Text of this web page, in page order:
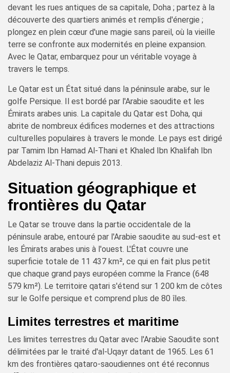
devant les rues antiques de sa capitale, Doha ; partez à la
découverte des quartiers animés et remplis d'énergie ;
plongez en plein cœur d'une magie sans pareil, où la vieille
terre se confronte aux modernités en pleine expansion.
Avec le Qatar, embarquez pour un véritable voyage à
travers le temps.
Le Qatar est un État situé dans la péninsule arabe, sur le
golfe Persique. Il est bordé par l'Arabie saoudite et les
Émirats arabes unis. La capitale du Qatar est Doha, qui
abrite de nombreux édifices modernes et des attractions
culturelles populaires à travers le monde. Le pays est dirigé
par Tamim Ibn Hamad Al-Thani et Khaled Ibn Khalifah Ibn
Abdelaziz Al-Thani depuis 2013.
Situation géographique et
frontières du Qatar
Le Qatar se trouve dans la partie occidentale de la
péninsule arabe, entouré par l'Arabie saoudite au sud-est et
les Émirats arabes unis à l'ouest. L'État couvre une
superficie totale de 11 437 km², ce qui en fait plus petit
que chaque grand pays européen comme la France (648
579 km²). Le territoire qatari s'étend sur 1 200 km de côtes
sur le Golfe persique et comprend plus de 80 îles.
Limites terrestres et maritime
Les limites terrestres du Qatar avec l'Arabie Saoudite sont
délimitées par le traité d'al-Uqayr datant de 1965. Les 61
km des frontières qataro-saoudiennes ont été reconnus